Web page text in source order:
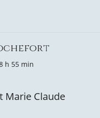
h 55 min
Marie Claude